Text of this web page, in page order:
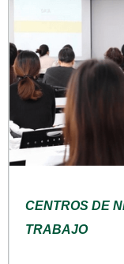
CENTROS DE
TRABAJO